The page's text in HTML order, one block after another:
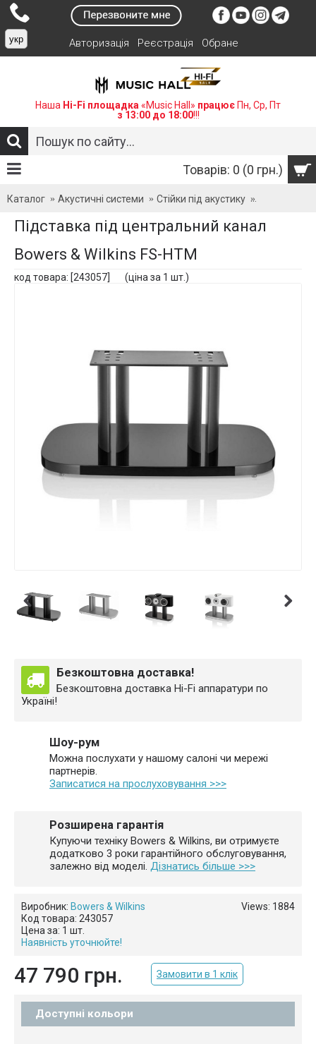
Авторизація Реєстрація Обране
укр
Наша Hi-Fi площадка «Music Hall» працює Пн, Ср, Пт
з 13:00 до 18:00!!!
Товарів: 0 (0 грн.)
Каталог Акустичні системи Стійки під акустику
Підставка пiд центральний канал
Bowers & Wilkins FS-HTM
код товара: [243057] (ціна за 1 шт.)
Безкоштовна доставка!
Безкоштовна доставка Hi-Fi аппаратури по
Україні!
Шоу-рум
Можна послухати у нашому салоні чи мережі
партнерів.
Записатися на прослуховування >>>
Розширена гарантія
Купуючи техніку Bowers & Wilkins, ви отримуєте
додатково 3 роки гарантійного обслуговування,
залежно від моделі. Дізнатись більше >>>
Views: 1884
Виробник: Bowers & Wilkins
Код товара: 243057
Цена за: 1 шт.
Наявність уточнюйте!
47 790 грн. Замовити в 1 клік
Доступні кольори